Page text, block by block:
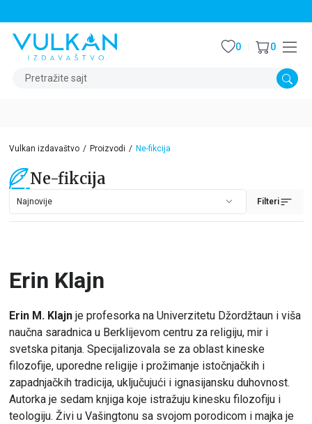
Pretražite sajt
0 0
Vulkan izdavaštvo Proizvodi Ne-fikcija
Ne-fikcija
Filteri
Erin Klajn
Erin M. Klajn je profesorka na Univerzitetu Džordžtaun i viša
naučna saradnica u Berklijevom centru za religiju, mir i
svetska pitanja. Specijalizovala se za oblast kineske
filozofije, uporedne religije i prožimanje istočnjačkih i
zapadnjačkih tradicija, uključujući i ignasijansku duhovnost.
Autorka je sedam knjiga koje istražuju kinesku filozofiju i
teologiju. Živi u Vašingtonu sa svojom porodicom i majka je